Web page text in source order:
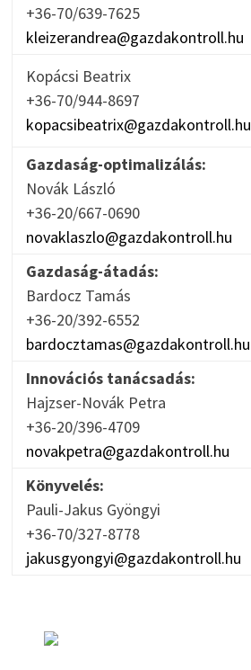
+36-70/639-7625
kleizerandrea@gazdakontroll.hu
Kopácsi Beatrix
+36-70/944-8697
kopacsibeatrix@gazdakontroll.hu
Gazdaság-optimalizálás:
Novák László
+36-20/667-0690
novaklaszlo@gazdakontroll.hu
Gazdaság-átadás:
Bardocz Tamás
+36-20/392-6552
bardocztamas@gazdakontroll.hu
Innovációs tanácsadás:
Hajzser-Novák Petra
+36-20/396-4709
novakpetra@gazdakontroll.hu
Könyvelés:
Pauli-Jakus Gyöngyi
+36-70/327-8778
jakusgyongyi@gazdakontroll.hu